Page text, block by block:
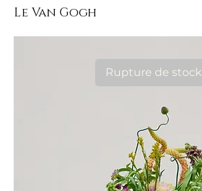
Le Van Gogh
Rupture de stock